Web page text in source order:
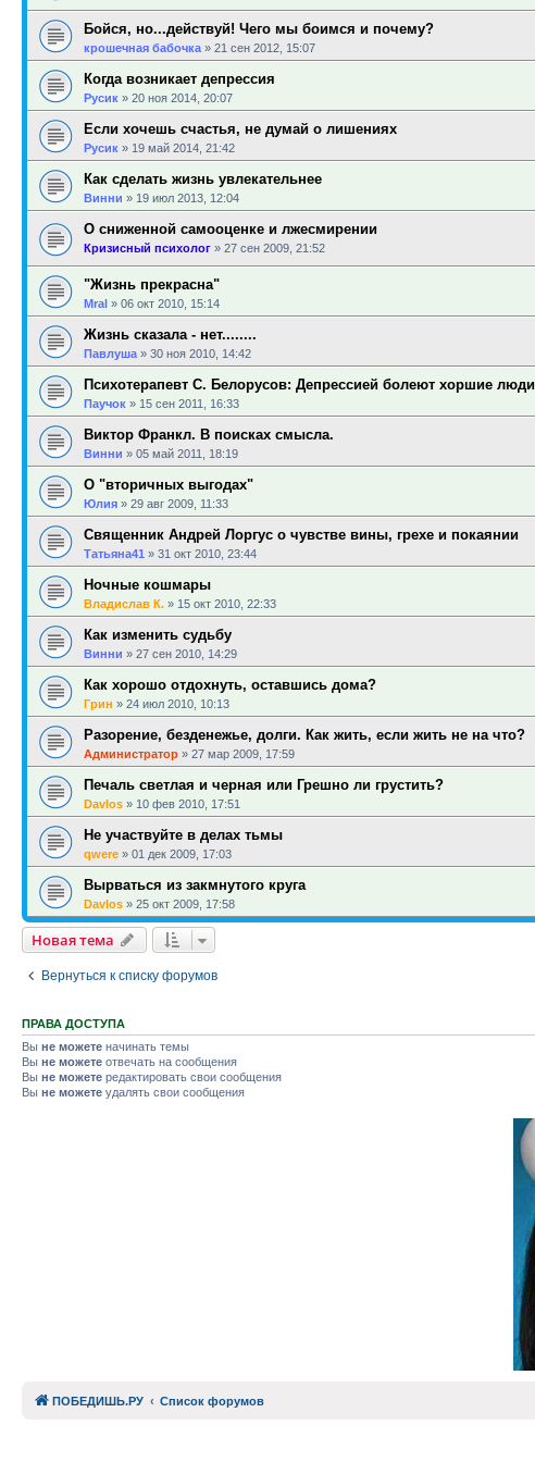
Бойся, но...действуй! Чего мы боимся и почему?
крошечная бабочка » 21 сен 2012, 15:07
Когда возникает депрессия
Русик » 20 ноя 2014, 20:07
Если хочешь счастья, не думай о лишениях
Русик » 19 май 2014, 21:42
Как сделать жизнь увлекательнее
Винни » 19 июл 2013, 12:04
О сниженной самооценке и лжесмирении
Кризисный психолог » 27 сен 2009, 21:52
"Жизнь прекрасна"
Mral » 06 окт 2010, 15:14
Жизнь сказала - нет........
Павлуша » 30 ноя 2010, 14:42
Психотерапевт С. Белорусов: Депрессией болеют хоршие люди
Паучок » 15 сен 2011, 16:33
Виктор Франкл. В поисках смысла.
Винни » 05 май 2011, 18:19
О "вторичных выгодах"
Юлия » 29 авг 2009, 11:33
Священник Андрей Лоргус о чувстве вины, грехе и покаянии
Татьяна41 » 31 окт 2010, 23:44
Ночные кошмары
Владислав К. » 15 окт 2010, 22:33
Как изменить судьбу
Винни » 27 сен 2010, 14:29
Как хорошо отдохнуть, оставшись дома?
Грин » 24 июл 2010, 10:13
Разорение, безденежье, долги. Как жить, если жить не на что?
Администратор » 27 мар 2009, 17:59
Печаль светлая и черная или Грешно ли грустить?
Davlos » 10 фев 2010, 17:51
Не участвуйте в делах тьмы
qwere » 01 дек 2009, 17:03
Вырваться из закмнутого круга
Davlos » 25 окт 2009, 17:58
Новая тема
Вернуться к списку форумов
ПРАВА ДОСТУПА
Вы не можете начинать темы
Вы не можете отвечать на сообщения
Вы не можете редактировать свои сообщения
Вы не можете удалять свои сообщения
ПОБЕДИШЬ.РУ Список форумов